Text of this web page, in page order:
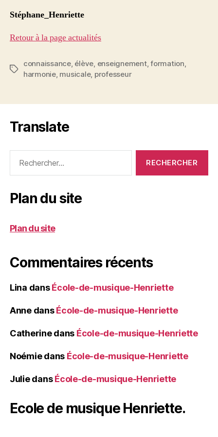
Stéphane_Henriette
Retour à la page actualités
Étiquettes
connaissance, élève, enseignement,formation,
harmonie, musicale, professeur
Translate
Plan du site
Plan du site
Commentaires récents
Lina dansÉcole-de-musique-Henriette
AnnedansÉcole-de-musique-Henriette
Catherinedans École-de-musique-Henriette
Noémiedans École-de-musique-Henriette
JuliedansÉcole-de-musique-Henriette
Ecole de musique Henriette.